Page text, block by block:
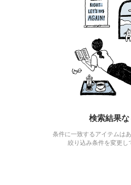
検索結果な
条件に一致するアイテムは
絞り込み条件を変更し